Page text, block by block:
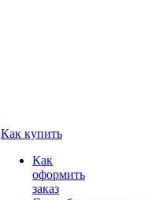
Как купить
Как
оформить
заказ